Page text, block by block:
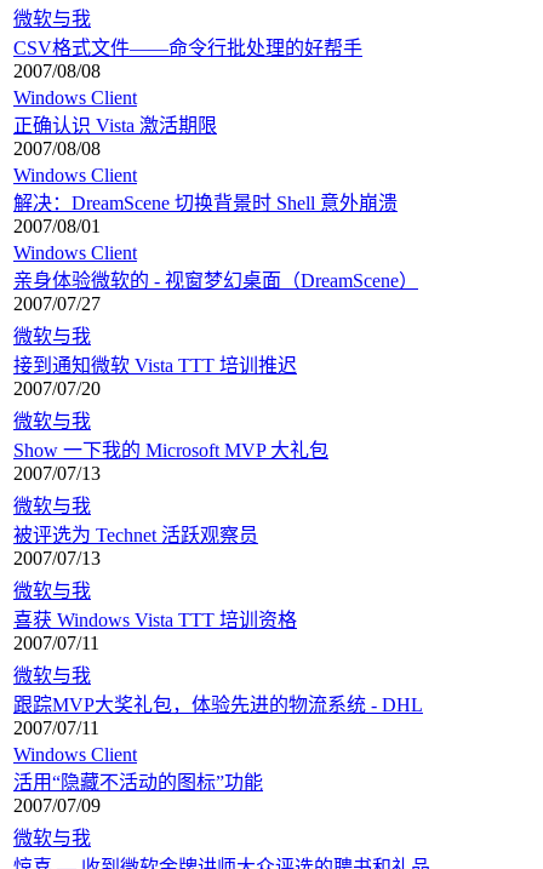
微软与我
CSV格式文件——命令行批处理的好帮手
2007/08/08
Windows Client
正确认识 Vista 激活期限
2007/08/08
Windows Client
解决：DreamScene 切换背景时 Shell 意外崩溃
2007/08/01
Windows Client
亲身体验微软的 - 视窗梦幻桌面（DreamScene）
2007/07/27
微软与我
接到通知微软 Vista TTT 培训推迟
2007/07/20
微软与我
Show 一下我的 Microsoft MVP 大礼包
2007/07/13
微软与我
被评选为 Technet 活跃观察员
2007/07/13
微软与我
喜获 Windows Vista TTT 培训资格
2007/07/11
微软与我
跟踪MVP大奖礼包，体验先进的物流系统 - DHL
2007/07/11
Windows Client
活用“隐藏不活动的图标”功能
2007/07/09
微软与我